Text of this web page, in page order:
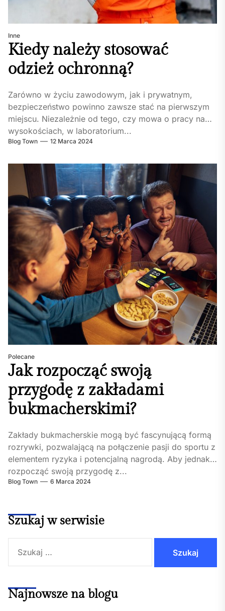
Inne
Kiedy należy stosować
odzież ochronną?
Zarówno w życiu zawodowym, jak i prywatnym,
bezpieczeństwo powinno zawsze stać na pierwszym
miejscu. Niezależnie od tego, czy mowa o pracy na
wysokościach, w laboratorium...
Blog Town 12 Marca 2024
Polecane
Jak rozpocząć swoją
przygodę z zakładami
bukmacherskimi?
Zakłady bukmacherskie mogą być fascynującą formą
rozrywki, pozwalającą na połączenie pasji do sportu z
elementem ryzyka i potencjalną nagrodą. Aby jednak
rozpocząć swoją przygodę z...
Blog Town 6 Marca 2024
Szukaj w serwisie
Najnowsze na blogu